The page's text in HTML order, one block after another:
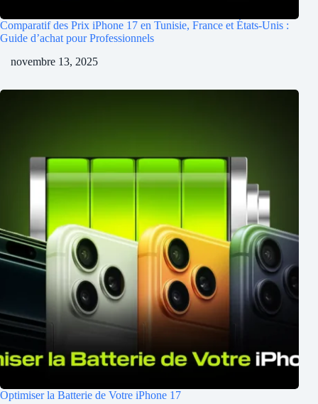
Comparatif des Prix iPhone 17 en Tunisie, France et États-Unis :
Guide d’achat pour Professionnels
novembre 13, 2025
Optimiser la Batterie de Votre iPhone 17